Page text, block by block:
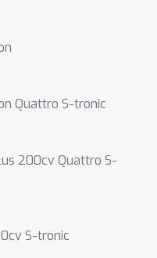
Quattro S-tronic
200cv Quattro S-
S-tronic